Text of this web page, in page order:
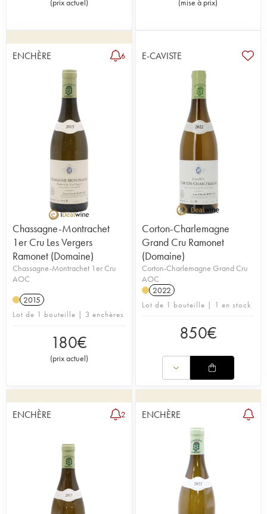
(prix actuel ) (mise à prix)
ENCHÈRE 6
Chassagne-Montrachet
1er Cru Les Vergers
Ramonet (Domaine)
Chassagne-Montrachet 1er Cru
AOC
2015
Lot de 1 bouteille | 3 enchères
180€
(prix actuel)
E-CAVISTE
Corton-Charlemagne
Grand Cru Ramonet
(Domaine)
Corton-Charlemagne Grand Cru
AOC
2022
Lot de 1 bouteille | 1 en stock
850€
ENCHÈRE 2 ENCHÈRE